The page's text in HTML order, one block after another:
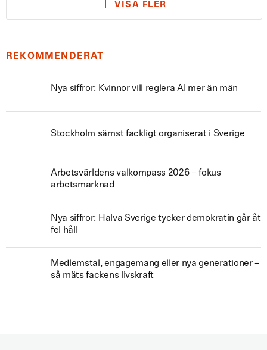
VISA FLER
REKOMMENDERAT
Nya siffror: Kvinnor vill reglera AI mer än män
Stockholm sämst fackligt organiserat i Sverige
Arbetsvärldens valkompass 2026 – fokus
arbetsmarknad
Nya siffror: Halva Sverige tycker demokratin går åt
fel håll
Medlemstal, engagemang eller nya generationer –
så mäts fackens livskraft